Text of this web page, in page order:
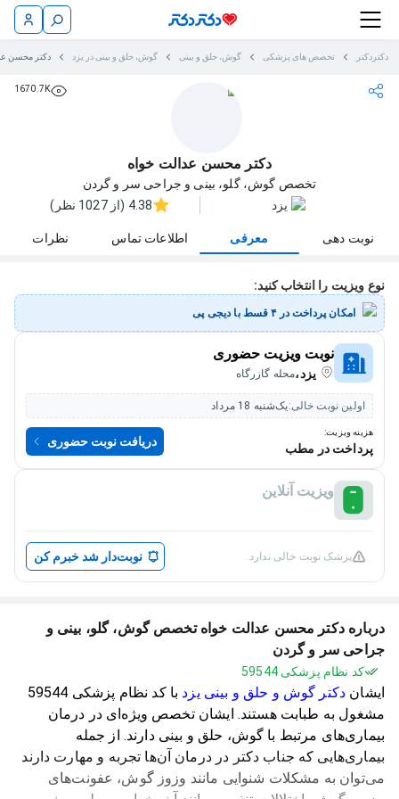
دکتردکتر تخصص های پزشکی گوش، حلق و بینی گوش، حلق و بینی در یزد دکتر محسن
1670.7K
دکتر محسن عدالت خواه
تخصص گوش، گلو، بینی و جراحی سر و گردن
یزد
4.38 (از 1027 نظر)
نوبت دهی معرفی اطلاعات تماس نظرات
نوع ویزیت را انتخاب کنید:
امکان پرداخت در ۴ قسط با دیجی پی
نوبت ویزیت حضوری
یزد،محله گازرگاه
اولین نوبت خالی:یک‌شنبه 18 مرداد
هزینه ویزیت:
پرداخت در مطب دریافت نوبت حضوری
ویزیت آنلاین
پزشک نوبت خالی ندارد. نوبت‌دار شد خبرم کن
درباره دکتر محسن عدالت خواه تخصص گوش، گلو، بینی و
جراحی سر و گردن
کد نظام پزشکی 59544
ایشان دکتر گوش و حلق و بینی یزد
با کد نظام پزشکی 59544
مشغول به طبابت هستند. ایشان تخصص ویژه‌ای در درمان
بیماری‌های مرتبط با گوش، حلق و بینی دارند. از جمله
بیماری‌هایی که جناب دکتر در درمان آن‌ها تجربه و مهارت دارند
می‌توان به مشکلات شنوایی مانند وزوز گوش، عفونت‌های